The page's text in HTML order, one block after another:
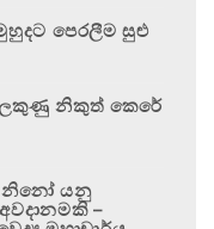
පෙරලීම සුළු
ලකුණු නිකුත් කෙරේ
නිනෝ යනු
–